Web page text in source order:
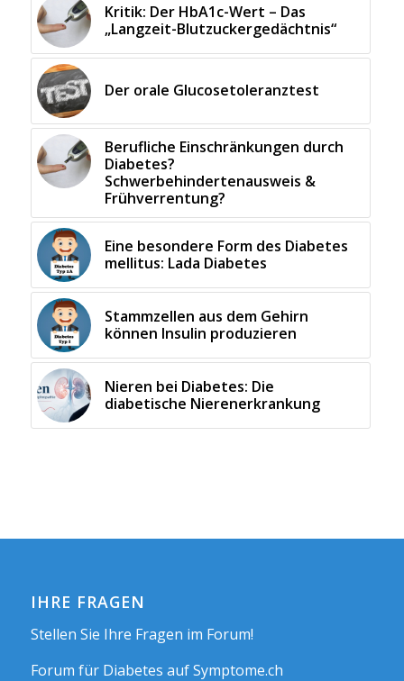
Kritik: Der HbA1c-Wert – Das
„Langzeit-Blutzuckergedächtnis“
Der orale Glucosetoleranztest
Berufliche Einschränkungen durch
Diabetes?
Schwerbehindertenausweis &
Frühverrentung?
Eine besondere Form des Diabetes
mellitus: Lada Diabetes
Stammzellen aus dem Gehirn
können Insulin produzieren
Nieren bei Diabetes: Die
diabetische Nierenerkrankung
IHRE FRAGEN
Stellen Sie Ihre Fragen im Forum!
Forum für Diabetes auf Symptome.ch